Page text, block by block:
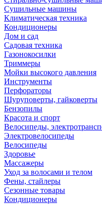
Сушильные машины
Климатическая техника
Кондиционеры
Дом и сад
Садовая техника
Газонокосилки
Триммеры
Мойки высокого давления
Инструменты
Перфораторы
Шуруповерты, гайковерты
Бензопилы
Красота и спорт
Велосипеды,
Электровелосипеды
Велосипеды
Здоровье
Массажеры
Уход за волосами и телом
Фены, стайлеры
Сезонные товары
Кондиционеры